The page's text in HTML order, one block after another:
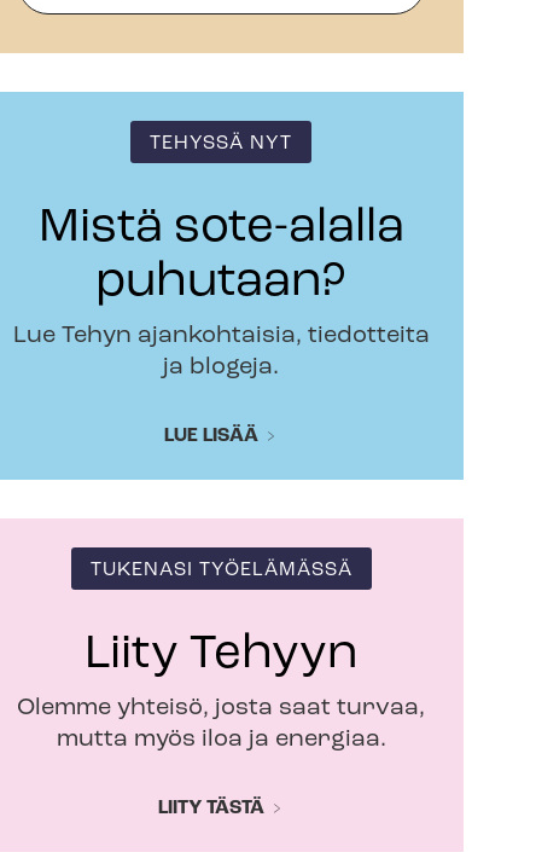
TEHYSSÄ NYT
Mistä sote-alalla
puhutaan?
Lue Tehyn ajankohtaisia, tiedotteita
ja blogeja.
LUE LISÄÄ
TUKENASI TYÖELÄMÄSSÄ
Liity Tehyyn
Olemme yhteisö, josta saat turvaa,
mutta myös iloa ja energiaa.
LIITY TÄSTÄ